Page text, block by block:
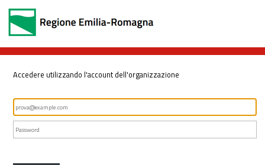
Accedere utilizzando l'account dell'organizzazione